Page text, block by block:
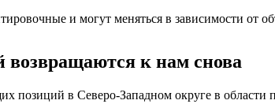
и могут меняться в зависимости от
возвращаются к нам снова
в Северо-Западном округе в области